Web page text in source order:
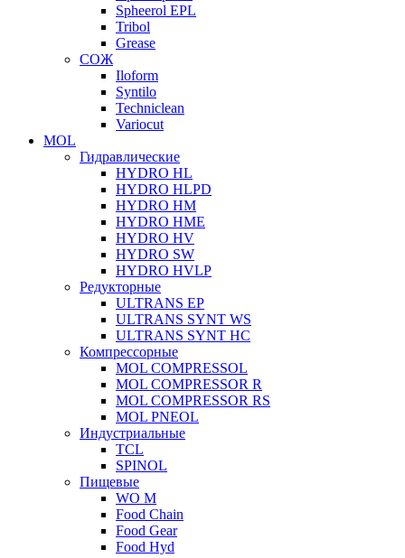
Spheerol EPL
Tribol
Grease
СОЖ
Iloform
Syntilo
Techniclean
Variocut
MOL
Гидравлические
HYDRO HL
HYDRO HLPD
HYDRO HM
HYDRO HME
HYDRO HV
HYDRO SW
HYDRO HVLP
Редукторные
ULTRANS EP
ULTRANS SYNT WS
ULTRANS SYNT HC
Компрессорные
MOL COMPRESSOL
MOL COMPRESSOR R
MOL COMPRESSOR RS
MOL PNEOL
Индустриальные
TCL
SPINOL
Пищевые
WO M
Food Chain
Food Gear
Food Hyd